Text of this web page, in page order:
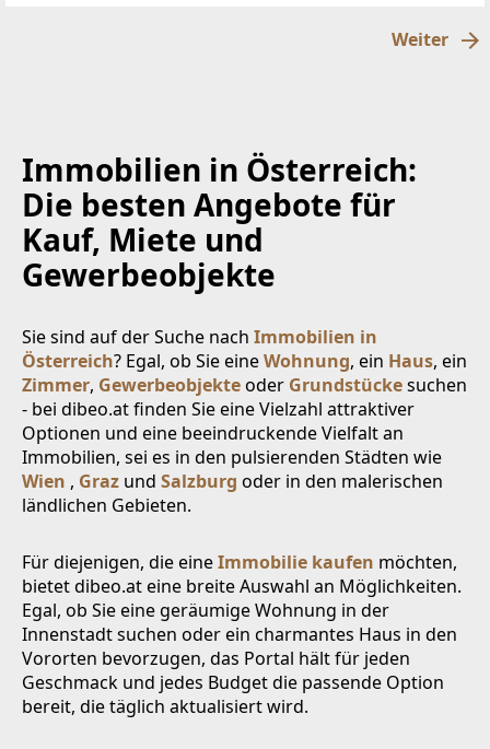
Weiter
Immobilien in Österreich:
Die besten Angebote für
Kauf, Miete und
Gewerbeobjekte
Sie sind auf der Suche nach Immobilien in
Österreich? Egal, ob Sie eineWohnung, ein Haus, ein
Zimmer, Gewerbeobjekteoder Grundstückesuchen
- bei dibeo.at finden Sie eine Vielzahl attraktiver
Optionen und eine beeindruckende Vielfalt an
Immobilien, sei es in den pulsierenden Städten wie
Wien , Graz und Salzburg oder in den malerischen
ländlichen Gebieten.
Für diejenigen, die eineImmobilie kaufen möchten,
bietet dibeo.at eine breite Auswahl an Möglichkeiten.
Egal, ob Sie eine geräumige Wohnung in der
Innenstadt suchen oder ein charmantes Haus in den
Vororten bevorzugen, das Portal hält für jeden
Geschmack und jedes Budget die passende Option
bereit, die täglich aktualisiert wird.